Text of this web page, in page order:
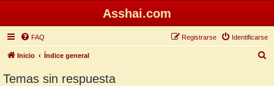
Asshai.com
FAQ Identificarse
Registrarse
Inicio Índice general
Temas sin respuesta